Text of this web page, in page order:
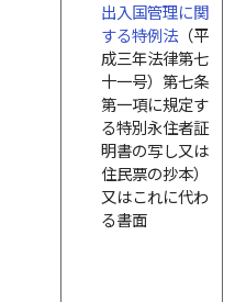
出入国管理に関
する特例法（平
成三年法律第七
十一号）第七条
第一項に規定す
る特別永住者証
明書の写し又は
住民票の抄本）
又はこれに代わ
る書面